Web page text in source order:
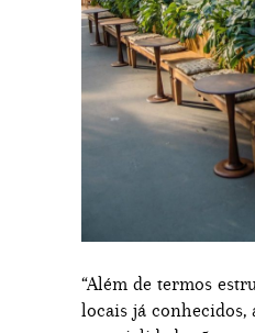
“Além de termos
locais já conhecidos,